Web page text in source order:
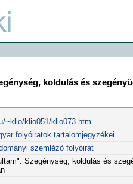
koldulás és
~klio/klio051/klio073.htm
folyóiratok tartalomjegyzékei
szemléző folyóirat
Szegénység, koldulás és